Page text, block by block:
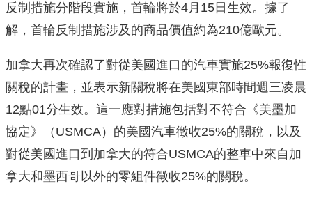
反制措施分階段實施，首輪將於4月15日生效。據了
解，首輪反制措施涉及的商品價值約為210億歐元。
加拿大再次確認了對從美國進口的汽車實施25%報復性
關稅的計畫，並表示新關稅將在美國東部時間週三凌晨
12點01分生效。這一應對措施包括對不符合《美墨加
協定》（USMCA）的美國汽車徵收25%的關稅，以及
對從美國進口到加拿大的符合USMCA的整車中來自加
拿大和墨西哥以外的零組件徵收25%的關稅。